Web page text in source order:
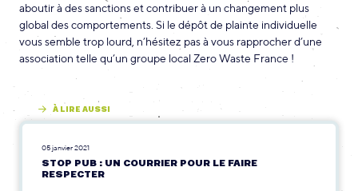
aboutir à des sanctions et contribuer à un changement plus
global des comportements. Si le dépôt de plainte individuelle
vous semble trop lourd, n’hésitez pas à vous rapprocher d’une
association telle qu’un groupe local Zero Waste France !
À LIRE AUSSI
05 janvier 2021
STOP PUB : UN COURRIER POUR LE FAIRE
RESPECTER